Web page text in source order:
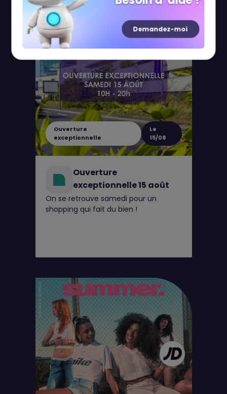
Ouverture
exceptionnelle
Le
15/08
Ouverture
exceptionnelle 15 août
On se retrouve samedi pour un
shopping qui fait du bien !
Demandez-moi